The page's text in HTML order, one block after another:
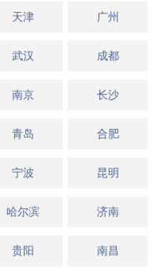
天津 广州
武汉 成都
南京 长沙
青岛 合肥
宁波 昆明
哈尔滨 济南
贵阳 南昌